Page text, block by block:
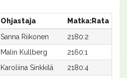
Ohjastaja Matka:Rata
Sanna Riikonen 2180:2
Malin Kullberg 2160:1
Karoliina Sinkkilä 2180:4